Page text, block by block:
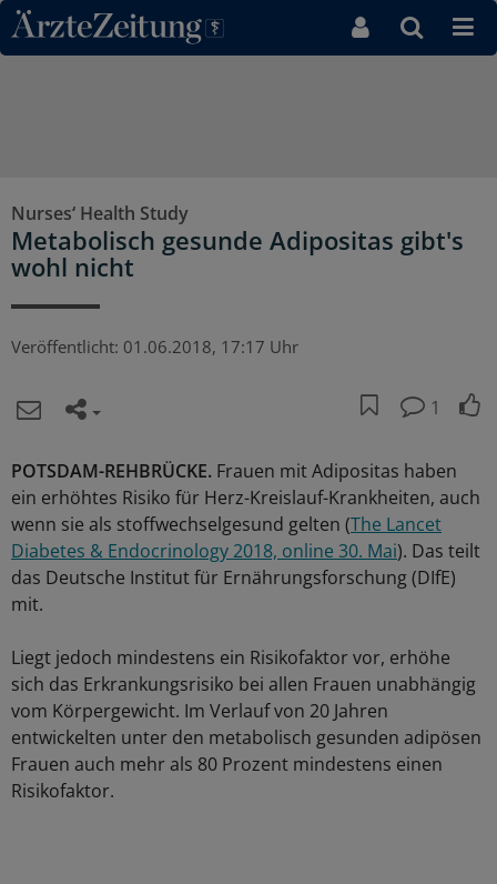
Direkt zum Inhaltsbereich
Nurses‘ Health Study
Metabolisch gesunde Adipositas gibt's
wohl nicht
Veröffentlicht: 01.06.2018, 17:17 Uhr
1
POTSDAM-REHBRÜCKE. Frauen mit Adipositas haben
ein erhöhtes Risiko für Herz-Kreislauf-Krankheiten, auch
wenn sie als stoffwechselgesund gelten (The Lancet
Diabetes & Endocrinology 2018, online 30. Mai). Das teilt
das Deutsche Institut für Ernährungsforschung (DIfE)
mit.
Liegt jedoch mindestens ein Risikofaktor vor, erhöhe
sich das Erkrankungsrisiko bei allen Frauen unabhängig
vom Körpergewicht. Im Verlauf von 20 Jahren
entwickelten unter den metabolisch gesunden adipösen
Frauen auch mehr als 80 Prozent mindestens einen
Risikofaktor.